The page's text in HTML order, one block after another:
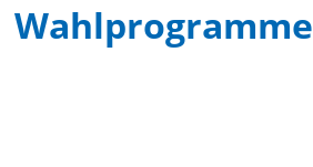
Wahlprogramme